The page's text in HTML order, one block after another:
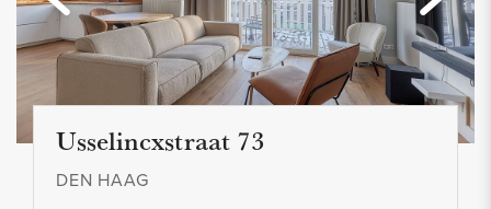
- 1 maand borg
- Beschikbaar direct
Usselincxstraat 73
DEN HAAG